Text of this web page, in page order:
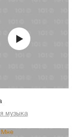
музыка